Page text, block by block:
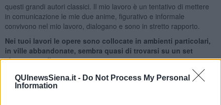
QUInewsSiena.it - Do Not Process My Personal
Information
questi grandi autori classici. Il mio lavoro è un tentativo di mettere
in comunicazione le mie due anime, figurativo e informale
convivono nel mio lavoro, dialogano e sono in stretto rapporto.
Nei tuoi lavori le opere sono collocate in ambienti particolari,
in ville abbandonate, sembra quasi di trovarsi su un set
cinematografico.
La colpa o il merito va attribuita ad un mio amico che mi ha portato
in fabbriche dismesse o in ville abbandonate, dove comunque si